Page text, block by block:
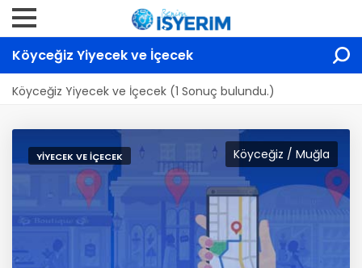
Köyceğiz Yiyecek ve İçecek
Köyceğiz Yiyecek ve İçecek (1 Sonuç bulundu.)
Köyceğiz / Muğla
YIYECEK VE İÇECEK